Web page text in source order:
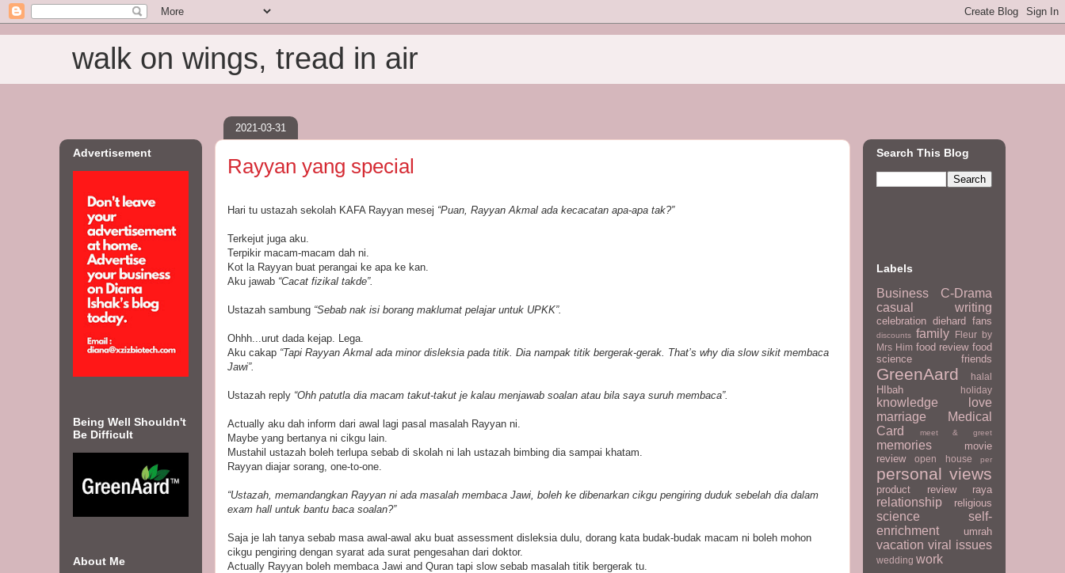
walk on wings, tread in air
2021-03-31
Rayyan yang special
Hari tu ustazah sekolah KAFA Rayyan mesej “Puan, Rayyan Akmal ada kecacatan apa-apa tak?”
Terkejut juga aku.
Terpikir macam-macam dah ni.
Kot la Rayyan buat perangai ke apa ke kan.
Aku jawab “Cacat fizikal takde”.
Ustazah sambung “Sebab nak isi borang maklumat pelajar untuk UPKK”.
Ohhh...urut dada kejap. Lega.
Aku cakap “Tapi Rayyan Akmal ada minor disleksia pada titik. Dia nampak titik bergerak-gerak. That’s why dia slow sikit membaca
Jawi”.
Ustazah reply “Ohh patutla dia macam takut-takut je kalau menjawab soalan atau bila saya suruh membaca”.
Actually aku dah inform dari awal lagi pasal masalah Rayyan ni.
Maybe yang bertanya ni cikgu lain.
Mustahil ustazah boleh terlupa sebab di skolah ni lah ustazah bimbing dia sampai khatam.
Rayyan diajar sorang, one-to-one.
“Ustazah, memandangkan Rayyan ni ada masalah membaca Jawi, boleh ke dibenarkan cikgu pengiring duduk sebelah dia dalam
exam hall untuk bantu baca soalan?”
Saja je lah tanya sebab masa awal-awal aku buat assessment disleksia dulu, dorang kata budak-budak macam ni boleh mohon
cikgu pengiring dengan syarat ada surat pengesahan dari doktor.
Actually Rayyan boleh membaca Jawi and Quran tapi slow sebab masalah titik bergerak tu.
Advertisement
Being Well Shouldn't
Be Difficult
About Me
Search This Blog
Labels
Business
C-Drama
casual writing
celebration diehard fans
discounts family
Fleur by
Mrs Him food review food
science
friends
GreenAard halal
HIbah holiday
knowledge
love
marriage
Medical
Card
meet & greet
memories
movie
review
open house per
personal views
product review raya
relationship religious
science
self-
enrichment
umrah
vacation viral issues
wedding work